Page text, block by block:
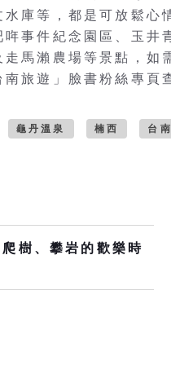
水庫等，都是可放鬆
事件紀念園區、玉井
走馬瀨農場等景點，如
南旅遊」臉書粉絲專頁
龜丹溫泉 楠西 台南
樹、攀岩的歡樂時